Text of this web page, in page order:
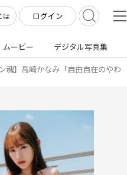
は ログイン
ムービー デジタル写真集
魂】高崎かなみ「自由自在のやわ